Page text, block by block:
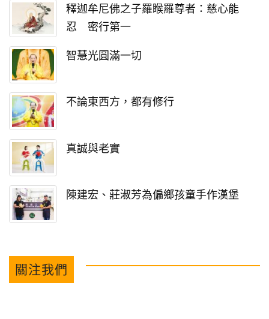
釋迦牟尼佛之子羅睺羅尊者：慈心能
忍 密行第一
智慧光圓滿一切
不論東西方，都有修行
真誠與老實
陳建宏、莊淑芳為偏鄉孩童手作漢堡
關注我們